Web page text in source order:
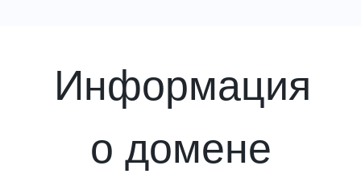
Информация
о домене